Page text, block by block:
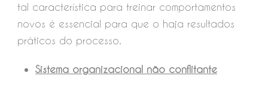
tal característica para treinar comportamentos
novos é essencial para que o haja resultados
práticos do processo.
Sistema organizacional não conflitante